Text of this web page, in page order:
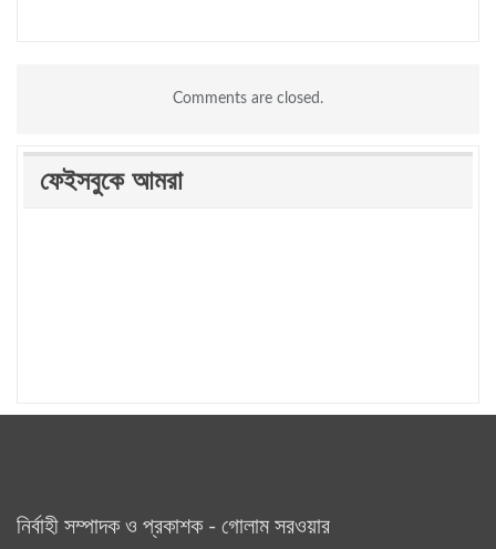
Comments are closed.
ফেইসবুকে আমরা
নির্বাহী সম্পাদক ও প্রকাশক - গোলাম সরওয়ার